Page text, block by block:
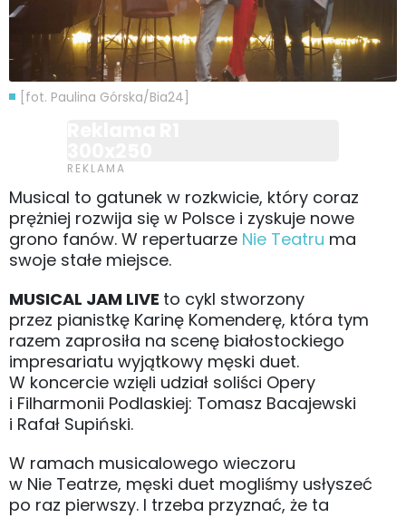
[fot. Paulina Górska/Bia24]
Musical to gatunek w rozkwicie, który coraz
prężniej rozwija się w Polsce i zyskuje nowe
grono fanów. W repertuarze Nie Teatru ma
swoje stałe miejsce.
MUSICAL JAM LIVE to cykl stworzony
przez pianistkę Karinę Komenderę, która tym
razem zaprosiła na scenę białostockiego
impresariatu wyjątkowy męski duet.
W koncercie wzięli udział soliści Opery
i Filharmonii Podlaskiej: Tomasz Bacajewski
i Rafał Supiński.
W ramach musicalowego wieczoru
w Nie Teatrze, męski duet mogliśmy usłyszeć
po raz pierwszy. I trzeba przyznać, że ta